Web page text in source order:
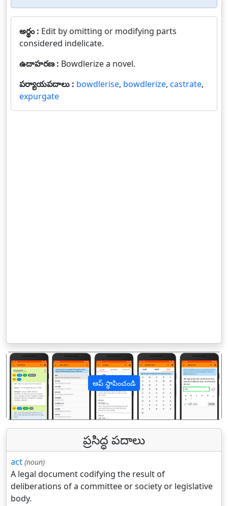
అర్థం : Edit by omitting or modifying parts
considered indelicate.
ఉదాహరణ : Bowdlerize a novel.
పర్యాయపదాలు : bowdlerise, bowdlerize, castrate,
expurgate
ఆప్ స్థాపించండి
पिछला
ప్రసిద్ధ పదాలు
act (noun)
A legal document codifying the result of
deliberations of a committee or society or legislative
body.